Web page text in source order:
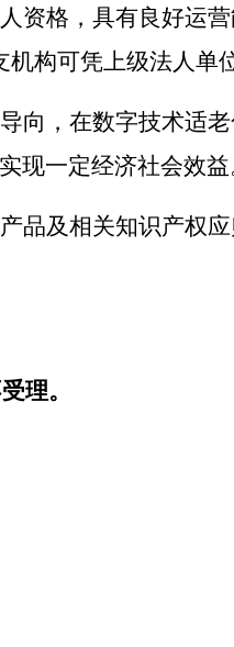
资格，具有良好运
机构可凭上级法人单
向，在数字技术适
现一定经济社会效益
品及相关知识产权
理。